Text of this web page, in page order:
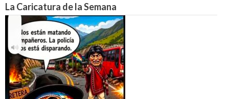
La Caricatura de la Semana